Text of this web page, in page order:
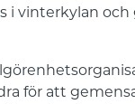
i vinterkylan och
för att